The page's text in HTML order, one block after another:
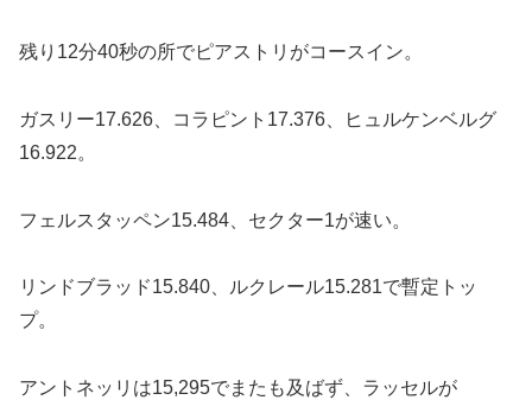
残り12分40秒の所でピアストリがコースイン。
ガスリー17.626、コラピント17.376、ヒュルケンベルグ
16.922。
フェルスタッペン15.484、セクター1が速い。
リンドブラッド15.840、ルクレール15.281で暫定トッ
プ。
アントネッリは15,295でまたも及ばず、ラッセルが